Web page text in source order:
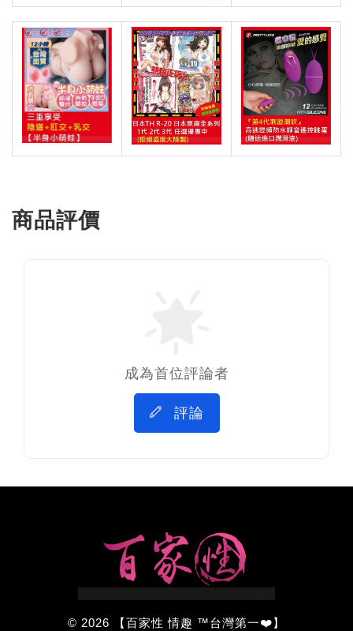
商品評價
成為首位評論者
評論
© 2026 【百家性 情趣 ™台灣第一❤️】